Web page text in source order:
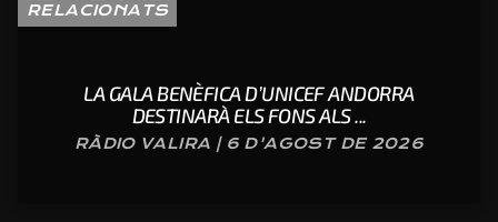
RELACIONATS
LA GALA BENÈFICA D’UNICEF ANDORRA
DESTINARÀ ELS FONS ALS ...
RÀDIO VALIRA | 6 D'AGOST DE 2026